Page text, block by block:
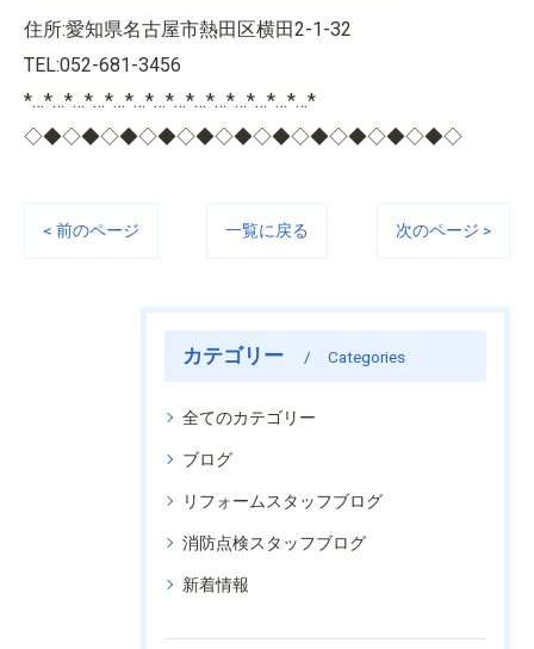
住所:愛知県名古屋市熱田区横田2-1-32
TEL:052-681-3456
*…*…*…*…*…*…*…*…*…*…*…*…*…*…*
◇◆◇◆◇◆◇◆◇◆◇◆◇◆◇◆◇◆◇◆◇◆◇
< 前のページ 一覧に戻る 次のページ >
カテゴリー Categories
全てのカテゴリー
ブログ
リフォームスタッフブログ
消防点検スタッフブログ
新着情報